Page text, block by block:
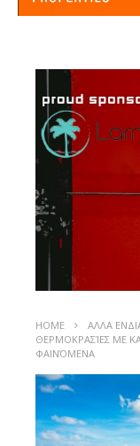
HOME ΑΛΛΑ
ΘΕΡΜΟΚΡΑΣΊΕΣ ΜΕ
ΦΑΙΝΌΜΕΝΑ